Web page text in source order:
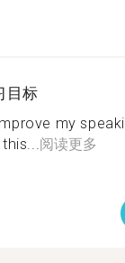
目标
my
阅读更多